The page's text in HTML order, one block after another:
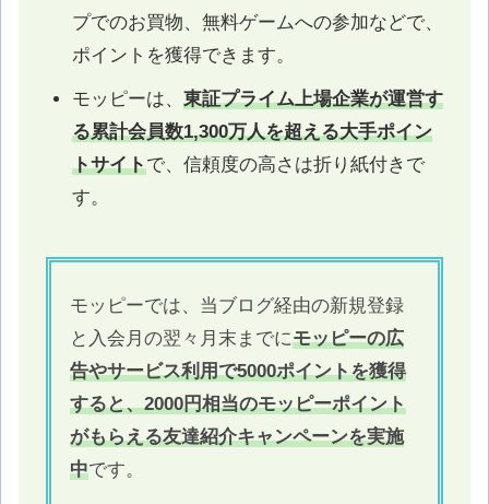
プでのお買物、無料ゲームへの参加などで、
ポイントを獲得できます。
モッピーは、 東証プライム上場企業が運営す
る累計会員数1,300万人を超える大手ポイン
トサイトで、信頼度の高さは折り紙付きで
す。
モッピーでは、当ブログ経由の新規登録
と入会月の翌々月末までにモッピーの広
告やサービス利用で5000ポイントを獲得
すると、2000円相当のモッピーポイント
がもらえる友達紹介キャンペーンを実施
中です。